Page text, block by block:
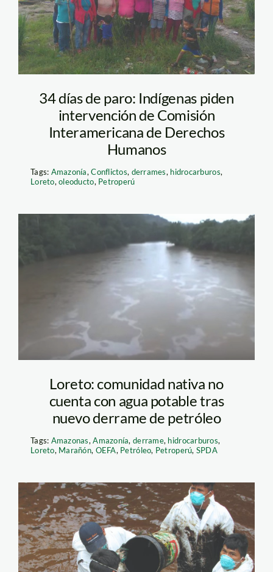
34 días de paro: Indígenas piden
intervención de Comisión
Interamericana de Derechos
Humanos
Tags: Amazonía,Conflictos, derrames, hidrocarburos,
Loreto,oleoducto, Petroperú
derrame de petroperu
Loreto: comunidad nativa no
cuenta con agua potable tras
nuevo derrame de petróleo
Tags: Amazonas,Amazonía,derrame, hidrocarburos,
Loreto, Marañón, OEFA, Petróleo, Petroperú, SPDA
cuarto derrame